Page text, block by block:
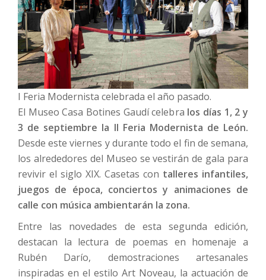
I Feria Modernista celebrada el año pasado.
El Museo Casa Botines Gaudí celebra los días 1, 2 y
3 de septiembre la II Feria Modernista de León.
Desde este viernes y durante todo el fin de semana,
los alrededores del Museo se vestirán de gala para
revivir el siglo XIX. Casetas con talleres infantiles,
juegos de época, conciertos y animaciones de
calle con música ambientarán la zona.
Entre las novedades de esta segunda edición,
destacan la lectura de poemas en homenaje a
Rubén Darío, demostraciones artesanales
inspiradas en el estilo Art Noveau, la actuación de